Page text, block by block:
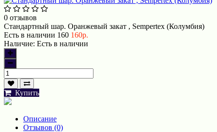
0 отзывов
Стандартный шар. Оранжевый закат , Sempertex (Колумбия)
Есть в наличии 160 160р.
Наличие: Есть в наличии
Купить
Описание
Отзывов (0)